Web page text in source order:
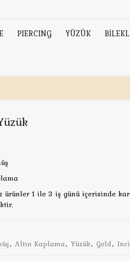
PIERCING YÜZÜK
ürünler 1 ile 3 iş günü içerisinde
, Altın Kaplama, Yüzük, Gold, Inci